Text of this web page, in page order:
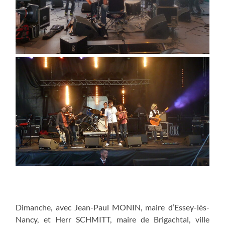
Dimanche, avec Jean-Paul MONIN, maire d’Essey-lès-
Nancy, et Herr SCHMITT, maire de Brigachtal, ville